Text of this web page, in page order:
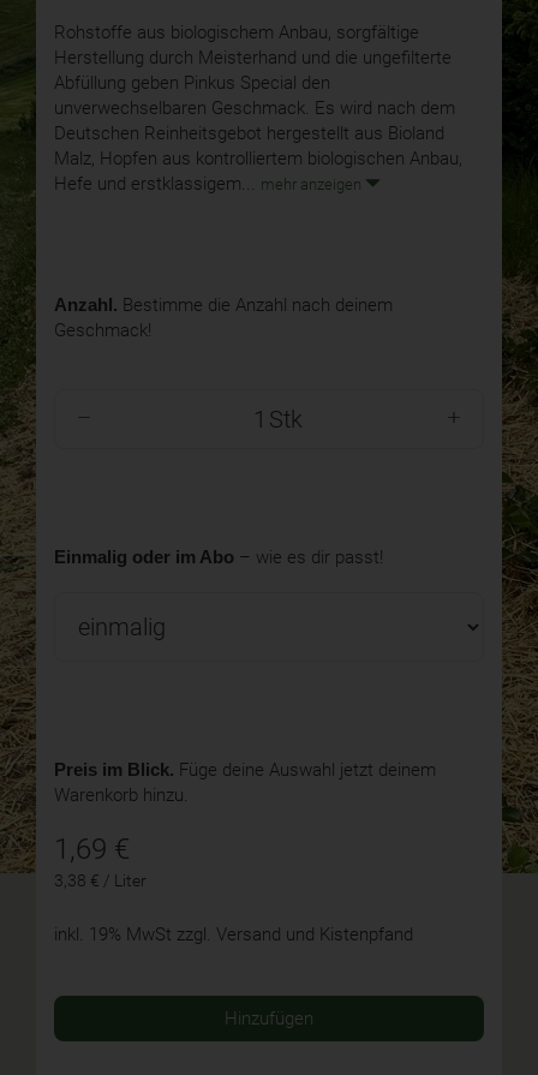
Rohstoffe aus biologischem Anbau, sorgfältige
Herstellung durch Meisterhand und die ungefilterte
Abfüllung geben Pinkus Special den
unverwechselbaren Geschmack. Es wird nach dem
Deutschen Reinheitsgebot hergestellt aus Bioland
Malz, Hopfen aus kontrolliertem biologischen Anbau,
Hefe und erstklassigem...
mehr anzeigen
Anzahl. Bestimme die Anzahl nach deinem
Geschmack!
Stk
Einmalig oder im Abo – wie es dir passt!
Preis im Blick. Füge deine Auswahl jetzt deinem
Warenkorb hinzu.
1,69 €
3,38 € / Liter
inkl. 19% MwSt zzgl. Versand und Kistenpfand
Hinzufügen